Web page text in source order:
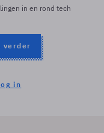
in en rond tech
verder
in